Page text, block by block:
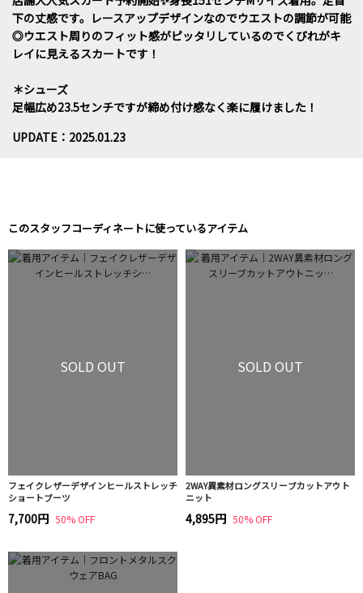
下の丈感です。レースアップデザインなのでウエストの調節が可能
◎ウエスト周りのフィット感がピッタリしているのでくびれがキ
レイに見えるスカートです！
＊シューズ
足幅広め23.5センチですが締め付け感なく楽に履けました！
UPDATE：2025.01.23
このスタッフコーディネートに使っているアイテム
SOLD OUT
フェイクレザーデザインヒールストレッチ
ショートブーツ
7,700円 50% OFF
SOLD OUT
2WAY異素材ロングスリーブカットアウト
ニット
4,895円 50% OFF